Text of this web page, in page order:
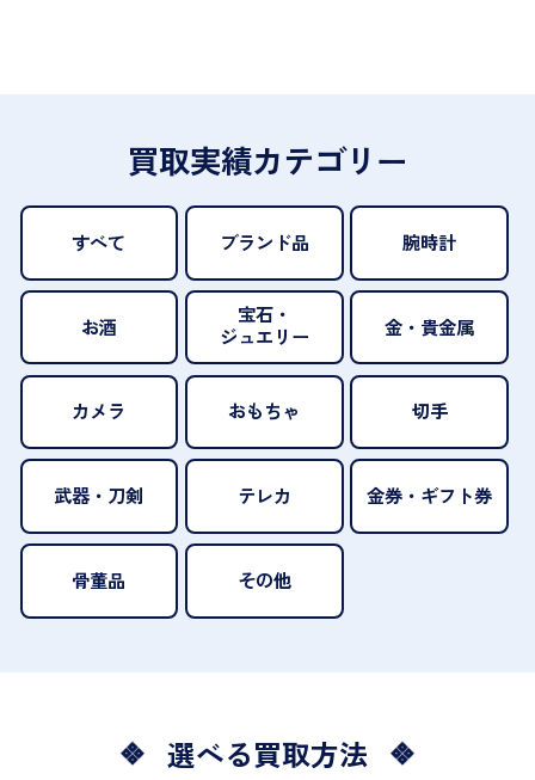
買取実績カテゴリー
すべて ブランド品 腕時計
お酒
宝石・
ジュエリー
金・貴金属
カメラ おもちゃ 切手
武器・刀剣 テレカ 金券・ギフト券
骨董品 その他
選べる買取方法